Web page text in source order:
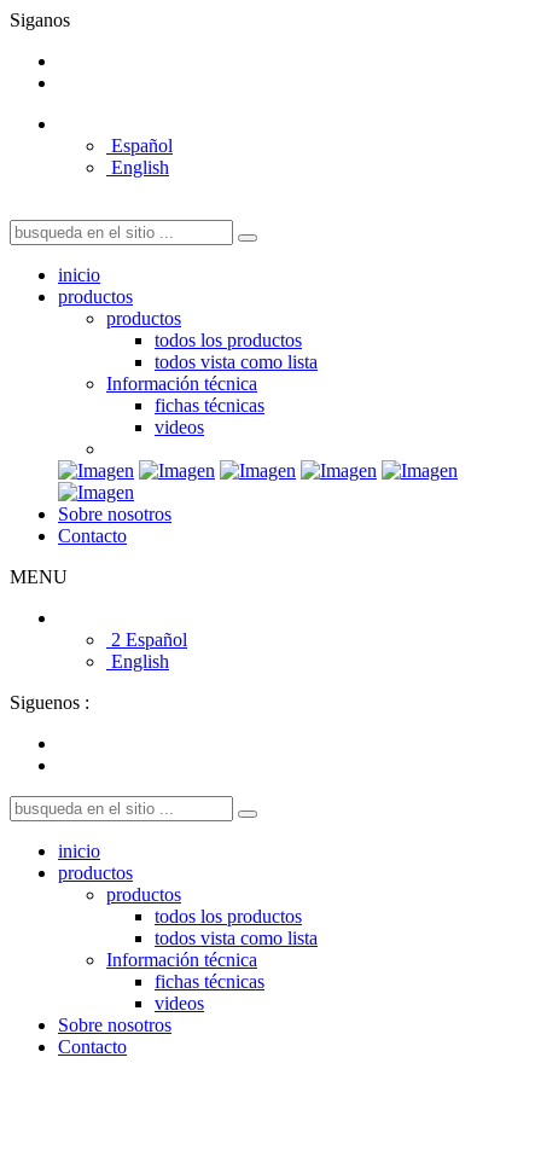
Siganos
Español
English
inicio
productos
productos
todos los productos
todos vista como lista
Información técnica
fichas técnicas
videos
Sobre nosotros
Contacto
MENU
2 Español
English
Siguenos :
inicio
productos
productos
todos los productos
todos vista como lista
Información técnica
fichas técnicas
videos
Sobre nosotros
Contacto